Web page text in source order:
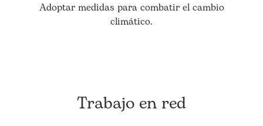
Adoptar medidas para combatir el cambio
climático.
Trabajo en red